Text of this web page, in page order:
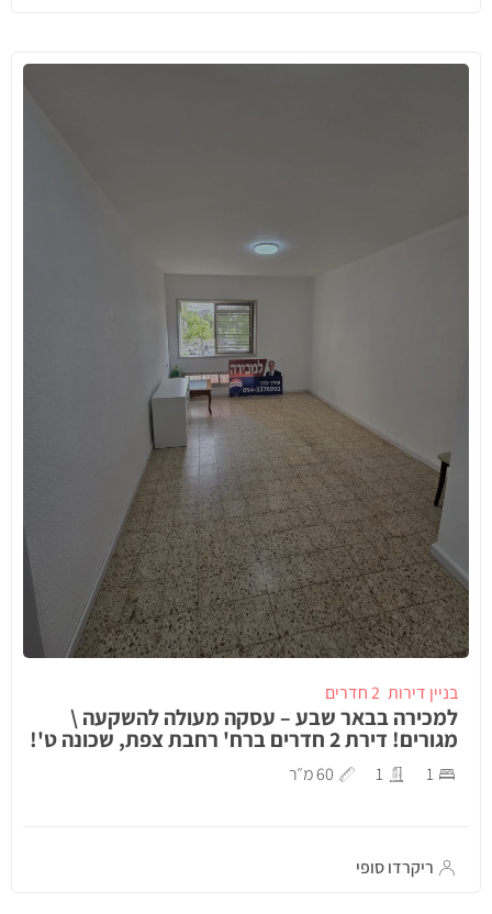
בניין דירות 2 חדרים
למכירה בבאר שבע – עסקה מעולה להשקעה \
מגורים! דירת 2 חדרים ברח' רחבת צפת, שכונה ט'!
1
1 60 מ״ר
ריקרדו סופי